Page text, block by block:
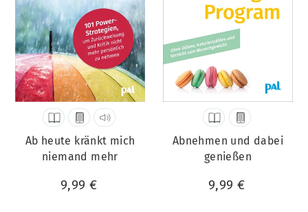
Ab heute kränkt mich
niemand mehr
9,99 €
Abnehmen und dabei
genießen
9,99 €